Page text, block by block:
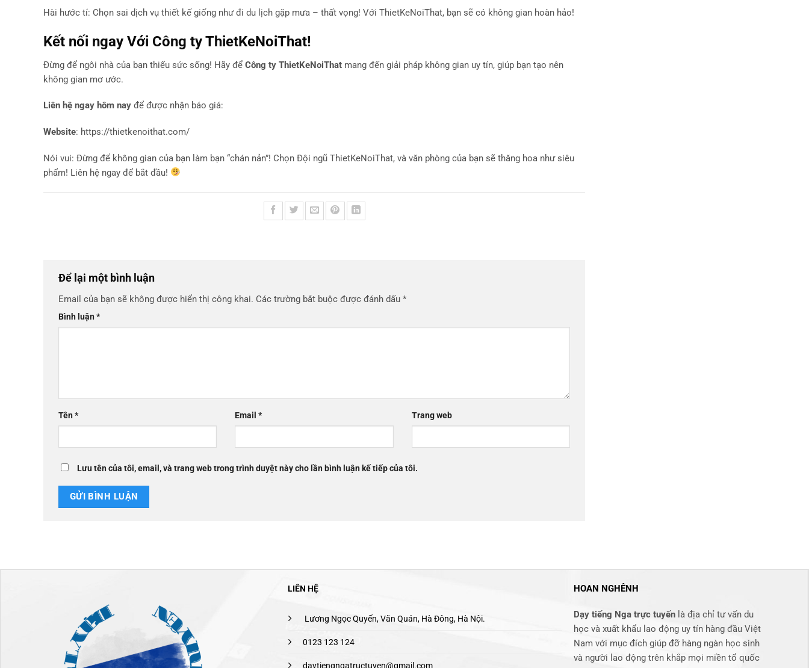
Hài hước tí: Chọn sai dịch vụ thiết kế giống như đi du lịch gặp mưa – thất vọng! Với ThietKeNoiThat, bạn sẽ có không gian hoàn hảo!
Kết nối ngay Với Công ty ThietKeNoiThat!
Đừng để ngôi nhà của bạn thiếu sức sống! Hãy để Công ty ThietKeNoiThat mang đến giải pháp không gian uy tín, giúp bạn tạo nên
không gian mơ ước.
Liên hệ ngay hôm nay để được nhận báo giá:
Website: https://thietkenoithat.com/
Nói vui: Đừng để không gian của bạn làm bạn “chán nản”! Chọn Đội ngũ ThietKeNoiThat, và văn phòng của bạn sẽ thăng hoa như siêu
phẩm! Liên hệ ngay để bắt đầu!
Để lại một bình luận
Email của bạn sẽ không được hiển thị công khai. Các trường bắt buộc được đánh dấu *
Bình luận*
Tên* Email* Trang web
Lưu tên của tôi, email, và trang web trong trình duyệt này cho lần bình luận kế tiếp của tôi.
LIÊN HỆ
Lương Ngọc Quyến, Văn Quán, Hà Đông, Hà Nội.
0123 123 124
daytiengngatructuyen@gmail.com
HOAN NGHÊNH
Dạy tiếng Nga trực tuyến là địa chỉ tư vấn du
học và xuất khẩu lao động uy tín hàng đầu Việt
Nam với mục đích giúp đỡ hàng ngàn học sinh
và người lao động trên khắp mọi miền tổ quốc